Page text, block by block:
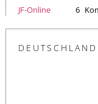
JF-Online 6
DEUTSCHLAND